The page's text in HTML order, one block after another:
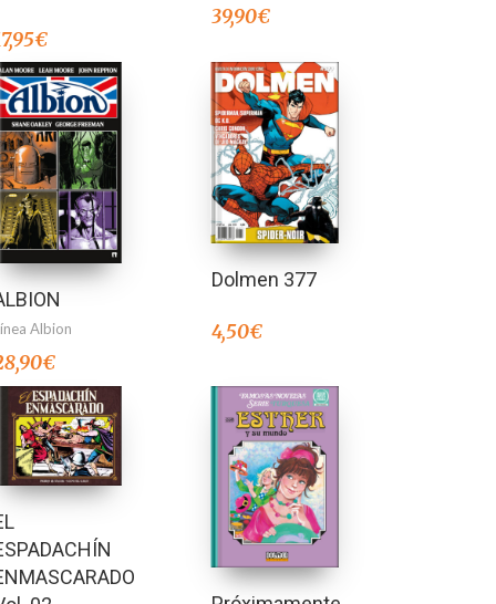
€
39,90€
Albion
€
Dolmen 377
4,50€